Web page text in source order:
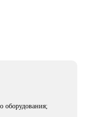
оборудования;